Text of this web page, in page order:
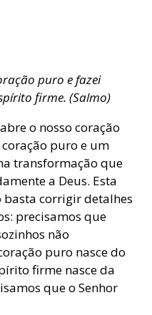
puro e fazei
firme. (Salmo)
o nosso coração
puro e um
transformação que
a Deus. Esta
basta corrigir detalhes
precisamos que
não
puro nasce do
firme nasce da
que o Senhor